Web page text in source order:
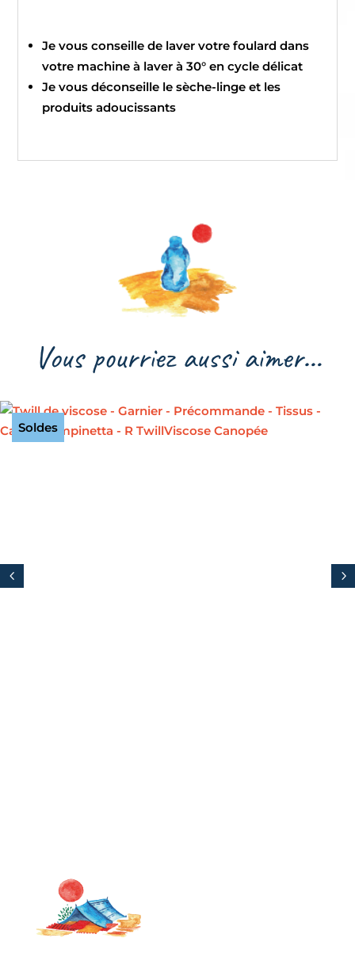
Je vous conseille de laver votre foulard dans
votre machine à laver à 30° en cycle délicat
Je vous déconseille le sèche-linge et les
produits adoucissants
Vous pourriez aussi aimer…
Soldes
4 5